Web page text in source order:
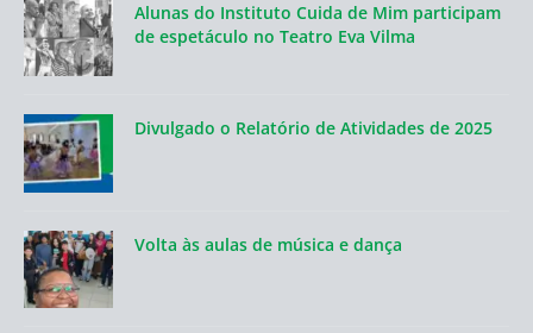
Alunas do Instituto Cuida de Mim participam
de espetáculo no Teatro Eva Vilma
Divulgado o Relatório de Atividades de 2025
Volta às aulas de música e dança